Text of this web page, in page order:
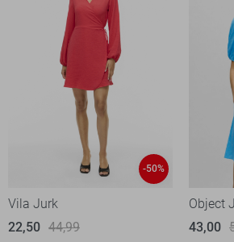
-50%
Vila Jurk
22,50 44,99
Object
43,00